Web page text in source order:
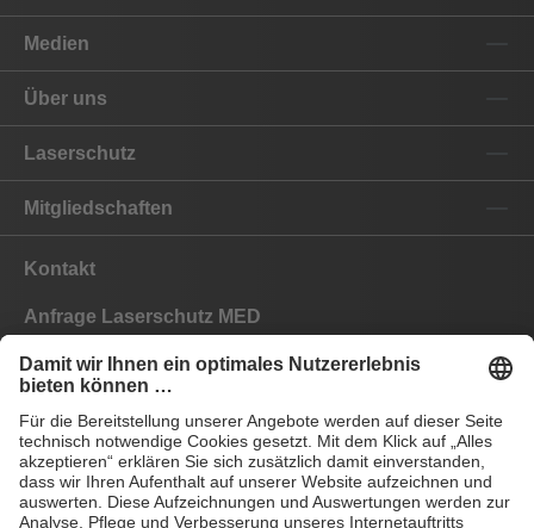
Medien
Über uns
Laserschutz
Mitgliedschaften
Kontakt
Anfrage Laserschutz MED
Anfrage Laserschutz IND
EYEPRO Schutzstufenrechner
Gebrauchsanleitungen
Häufige Fragen